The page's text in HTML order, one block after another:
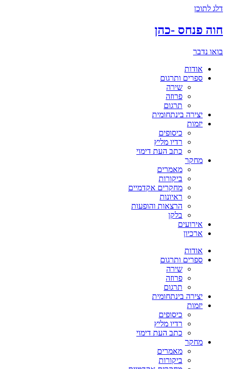
דלג לתוכן
חוה פנחס -כהן
בואו נדבר
אודות
ספרים ותרגום
שירה
פרוזה
תרגום
יצירה בינתחומית
יזמות
כיסופים
רדיו מליץ
כתב העת דימוי
מחקר
מאמרים
ביקורות
מחקרים אקדמיים
ראיונות
הרצאות והופעות
בלקן
אירועים
ארכיון
אודות
ספרים ותרגום
שירה
פרוזה
תרגום
יצירה בינתחומית
יזמות
כיסופים
רדיו מליץ
כתב העת דימוי
מחקר
מאמרים
ביקורות